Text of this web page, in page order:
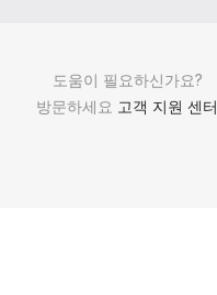
도움이 필요하신가요?
방문하세요 고객 지원 센터